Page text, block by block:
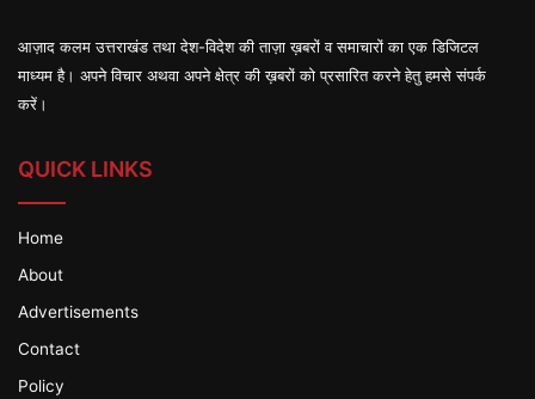
आज़ाद कलम उत्तराखंड तथा देश-विदेश की ताज़ा ख़बरों व समाचारों का एक डिजिटल
माध्यम है। अपने विचार अथवा अपने क्षेत्र की ख़बरों को प्रसारित करने हेतु हमसे संपर्क
करें।
QUICK LINKS
Home
About
Advertisements
Contact
Policy